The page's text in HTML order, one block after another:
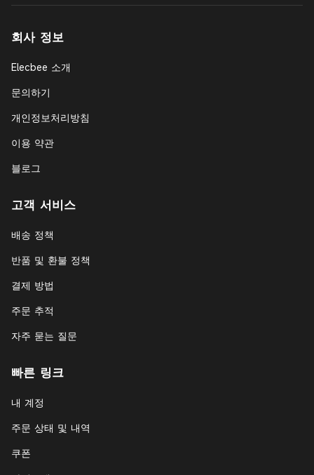
회사 정보
Elecbee 소개
문의하기
개인정보처리방침
이용 약관
블로그
고객 서비스
배송 정책
반품 및 환불 정책
결제 방법
주문 추적
자주 묻는 질문
빠른 링크
내 계정
주문 상태 및 내역
쿠폰